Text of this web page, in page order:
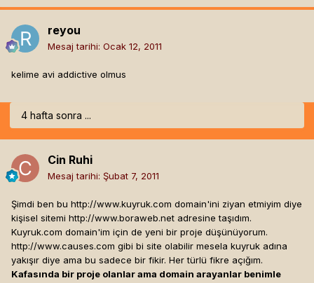
reyou
Mesaj tarihi: Ocak 12, 2011
kelime avi addictive olmus
4 hafta sonra ...
Cin Ruhi
Mesaj tarihi: Şubat 7, 2011
Şimdi ben bu http://www.kuyruk.com domain'ini ziyan etmiyim diye
kişisel sitemi http://www.boraweb.net adresine taşıdım.
Kuyruk.com domain'im için de yeni bir proje düşünüyorum.
http://www.causes.com gibi bi site olabilir mesela kuyruk adına
yakışır diye ama bu sadece bir fikir. Her türlü fikre açığım.
Kafasında bir proje olanlar ama domain arayanlar benimle